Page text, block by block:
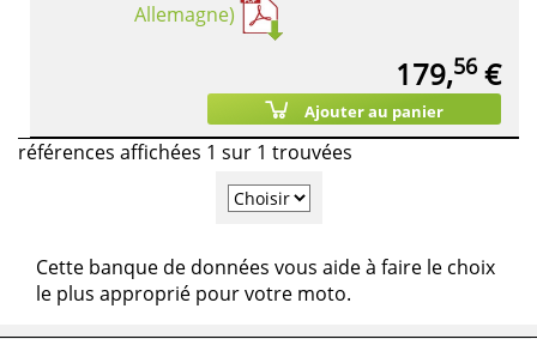
Allemagne)
179,56€
Ajouter au panier
références affichées 1 sur 1 trouvées
Cette banque de données vous aide à faire le choix
le plus approprié pour votre moto.